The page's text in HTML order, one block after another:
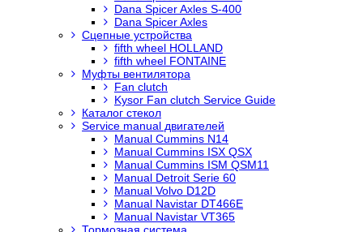
Dana Spicer Axles S-400
Dana Spicer Axles
Сцепные устройства
fifth wheel HOLLAND
fifth wheel FONTAINE
Муфты вентилятора
Fan clutch
Kysor Fan clutch Service Guide
Каталог стекол
Service manual двигателей
Manual Cummins N14
Manual Cummins ISX QSX
Manual Cummins ISM QSM11
Manual Detroit Serie 60
Manual Volvo D12D
Manual Navistar DT466E
Manual Navistar VT365